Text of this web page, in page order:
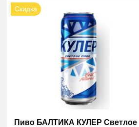
Скидка
Пиво БАЛТИКА КУЛЕР Светлое